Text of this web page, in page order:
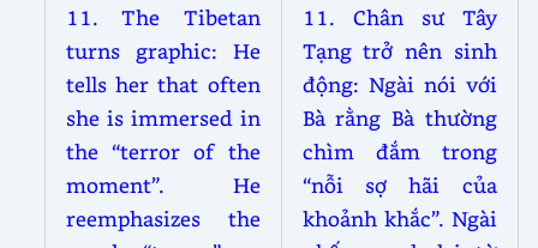
11. The Tibetan
turns graphic: He
tells her that often
she is immersed in
the “terror of the
moment”. He
reemphasizes the
11. Chân sư Tây
Tạng trở nên sinh
động: Ngài nói với
Bà rằng Bà thường
chìm đắm trong
“nỗi sợ hãi của
khoảnh khắc”. Ngài